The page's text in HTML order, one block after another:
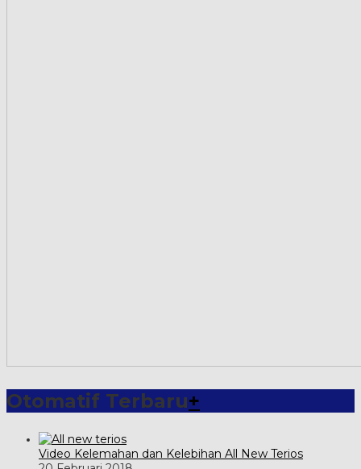
Otomatif Terbaru+
Video Kelemahan dan Kelebihan All New Terios